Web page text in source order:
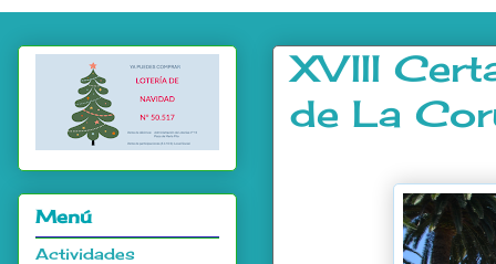
XVIII
de La
Menú
Actividades